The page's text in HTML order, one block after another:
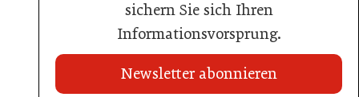
sichern Sie sich Ihren
Informationsvorsprung.
Newsletter abonnieren